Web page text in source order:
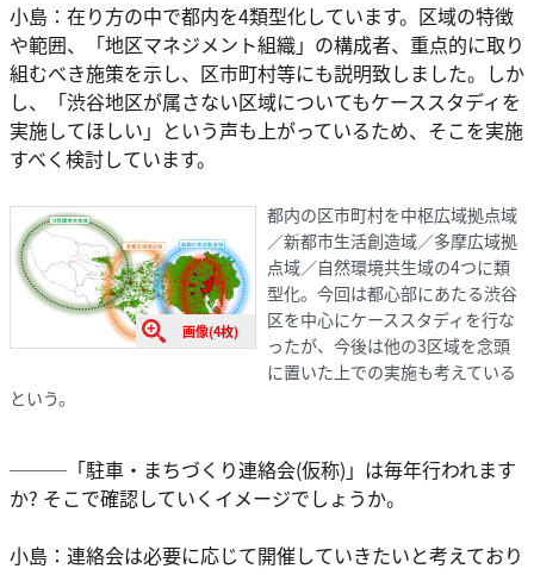
小島：在り方の中で都内を4類型化しています。区域の特徴
や範囲、「地区マネジメント組織」の構成者、重点的に取り
組むべき施策を示し、区市町村等にも説明致しました。しか
し、「渋谷地区が属さない区域についてもケーススタディを
実施してほしい」という声も上がっているため、そこを実施
すべく検討しています。
画像(4枚)
都内の区市町村を中枢広域拠点域
／新都市生活創造域／多摩広域拠
点域／自然環境共生域の4つに類
型化。今回は都心部にあたる渋谷
区を中心にケーススタディを行な
ったが、今後は他の3区域を念頭
に置いた上での実施も考えている
という。
───「駐車・まちづくり連絡会(仮称)」は毎年行われます
か? そこで確認していくイメージでしょうか。
小島：連絡会は必要に応じて開催していきたいと考えており